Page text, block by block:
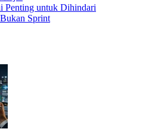
Penting untuk Dihindari
Sprint